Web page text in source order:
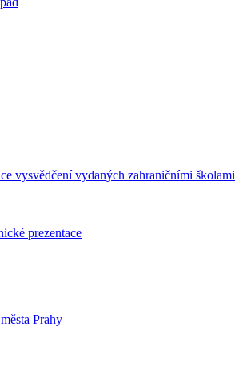
vysvědčení vydaných zahraničními školami
prezentace
Prahy